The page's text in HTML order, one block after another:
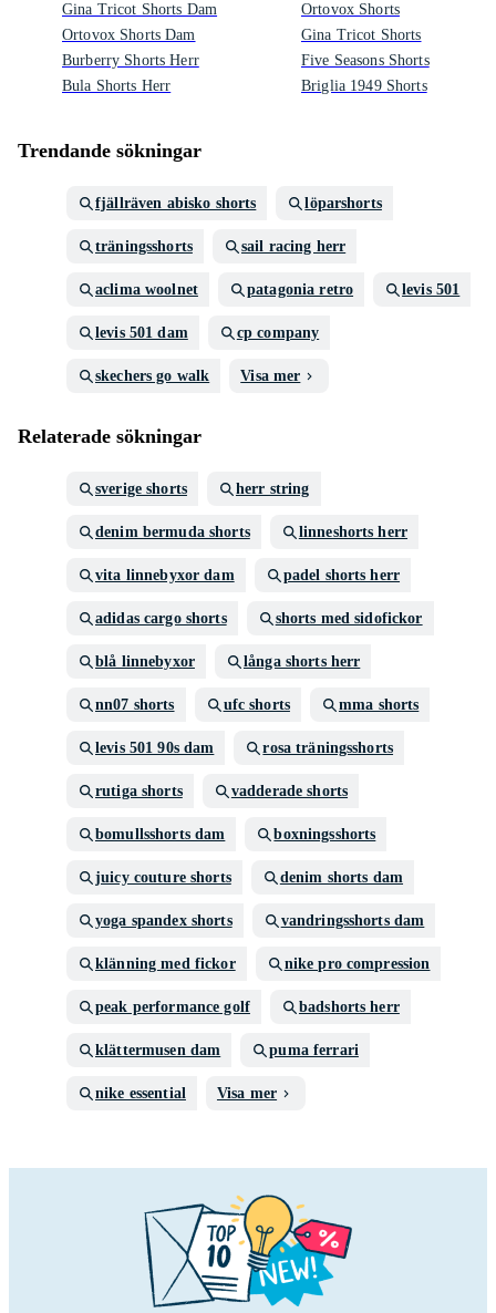
Gina Tricot Shorts Dam
Ortovox Shorts Dam
Burberry Shorts Herr
Bula Shorts Herr
Ortovox Shorts
Gina Tricot Shorts
Five Seasons Shorts
Briglia 1949 Shorts
Trendande sökningar
fjällräven abisko shorts löparshorts
träningsshorts sail racing herr
aclima woolnet patagonia retro levis 501
levis 501 dam cp company
skechers go walk Visa mer
Relaterade sökningar
sverige shorts herr string
denim bermuda shorts linneshorts herr
vita linnebyxor dam padel shorts herr
adidas cargo shorts shorts med sidofickor
blå linnebyxor långa shorts herr
nn07 shorts ufc shorts mma shorts
levis 501 90s dam rosa träningsshorts
rutiga shorts vadderade shorts
bomullsshorts dam boxningsshorts
juicy couture shorts denim shorts dam
yoga spandex shorts vandringsshorts dam
klänning med fickor nike pro compression
peak performance golf badshorts herr
klättermusen dam puma ferrari
nike essential Visa mer